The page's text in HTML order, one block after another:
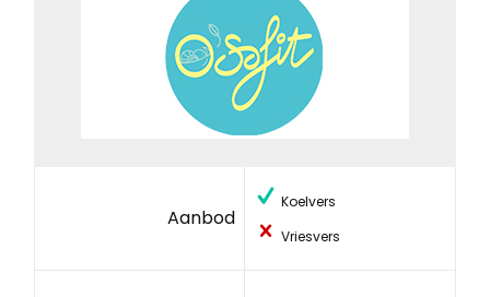
Aanbod
Koelvers
Vriesvers